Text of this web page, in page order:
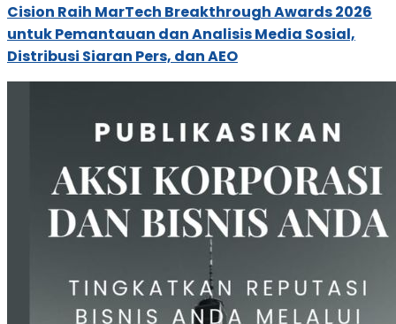
Cision Raih MarTech Breakthrough Awards 2026
untuk Pemantauan dan Analisis Media Sosial,
Distribusi Siaran Pers, dan AEO